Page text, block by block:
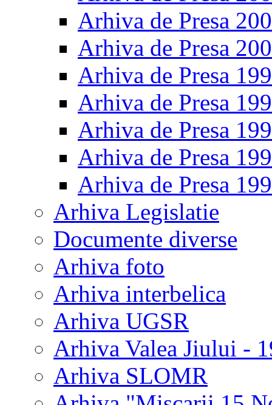
Arhiva de Presa
Arhiva de Presa
Arhiva de Presa
Arhiva de Presa
Arhiva de Presa
Arhiva de Presa
Arhiva de Presa
Arhiva Legislatie
Documente diverse
Arhiva foto
Arhiva interbelica
Arhiva UGSR
Arhiva Valea Jiului -
Arhiva SLOMR